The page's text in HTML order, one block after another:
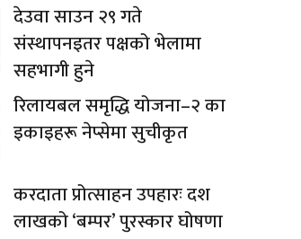
देउवा साउन २९ गते
संस्थापनइतर पक्षको भेलामा
सहभागी हुने
रिलायबल समृद्धि योजना–२ का
इकाइहरू नेप्सेमा सुचीकृत
करदाता प्रोत्साहन उपहारः दश
लाखको ‘बम्पर’ पुरस्कार घोषणा